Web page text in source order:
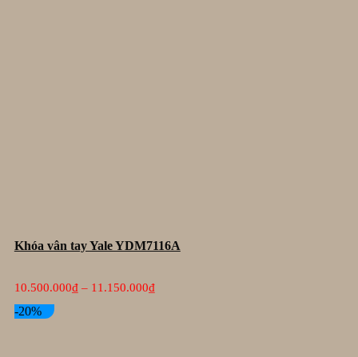
Khóa vân tay Yale YDM7116A
10.500.000₫ – 11.150.000₫Khoảng
giá:
-20%